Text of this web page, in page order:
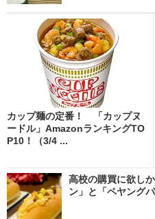
カップ麺の定番！ 「カップヌ
ードル」AmazonランキングTO
P10！（3/4 ...
高校の購買に欲し
ン」と「ペヤング